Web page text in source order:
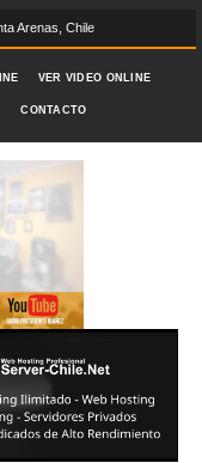
Arenas, Chile
VER VIDEO ONLINE
CONTACTO